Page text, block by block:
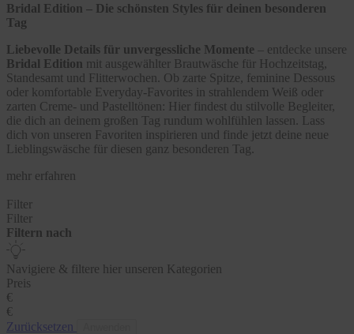
Bridal Edition – Die schönsten Styles für deinen besonderen
Tag
Liebevolle Details für unvergessliche Momente – entdecke unsere
Bridal Edition mit ausgewählter Brautwäsche für Hochzeitstag,
Standesamt und Flitterwochen. Ob zarte Spitze, feminine Dessous
oder komfortable Everyday-Favorites in strahlendem Weiß oder
zarten Creme- und Pastelltönen: Hier findest du stilvolle Begleiter,
die dich an deinem großen Tag rundum wohlfühlen lassen. Lass
dich von unseren Favoriten inspirieren und finde jetzt deine neue
Lieblingswäsche für diesen ganz besonderen Tag.
mehr erfahren
Filter
Filter
Filtern nach
Navigiere & filtere hier unseren Kategorien
Preis
€
€
Zurücksetzen